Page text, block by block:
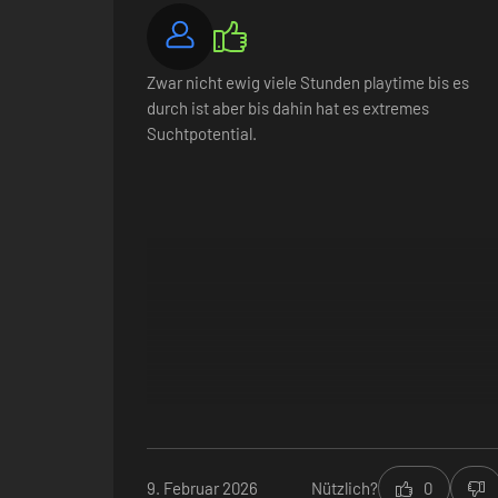
Verkaufe Tränke
Jeden Tag werden Kunden in deinen Laden kommen,
Gilden an, freunde dich mit bedeutenden
Zwar nicht ewig viele Stunden playtime bis es
durch ist aber bis dahin hat es extremes
Suchtpotential.
9. Februar 2026 Nützlich? 0